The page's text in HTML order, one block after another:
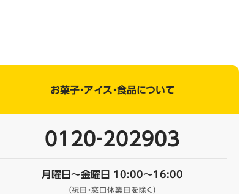
お菓子・アイス・食品について
0120‐202903
月曜日～金曜日 10:00～16:00
（祝日・窓口休業日を除く）